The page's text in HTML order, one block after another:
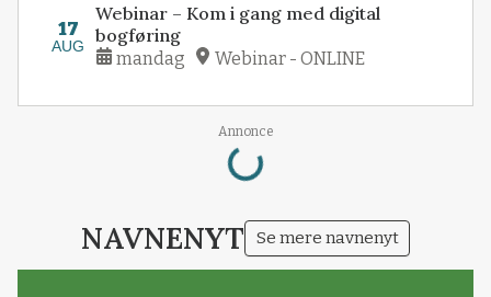
17
AUG
Webinar – Kom i gang med digital
bogføring
mandag Webinar - ONLINE
Annonce
Loading...
NAVNENYT Se mere navnenyt